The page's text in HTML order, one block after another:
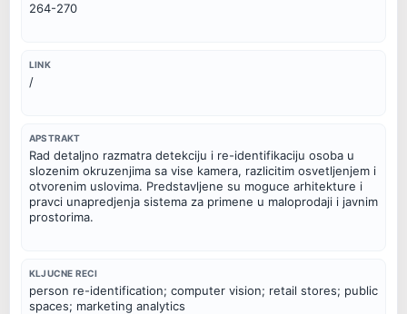
264-270
LINK
/
APSTRAKT
Rad detaljno razmatra detekciju i re-identifikaciju osoba u
slozenim okruzenjima sa vise kamera, razlicitim osvetljenjem i
otvorenim uslovima. Predstavljene su moguce arhitekture i
pravci unapredjenja sistema za primene u maloprodaji i javnim
prostorima.
KLJUCNE RECI
person re-identification; computer vision; retail stores; public
spaces; marketing analytics